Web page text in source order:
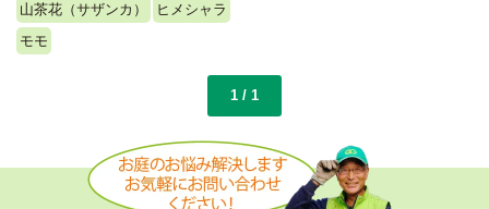
山茶花（サザンカ）
ヒメシャラ
モモ
1 / 1